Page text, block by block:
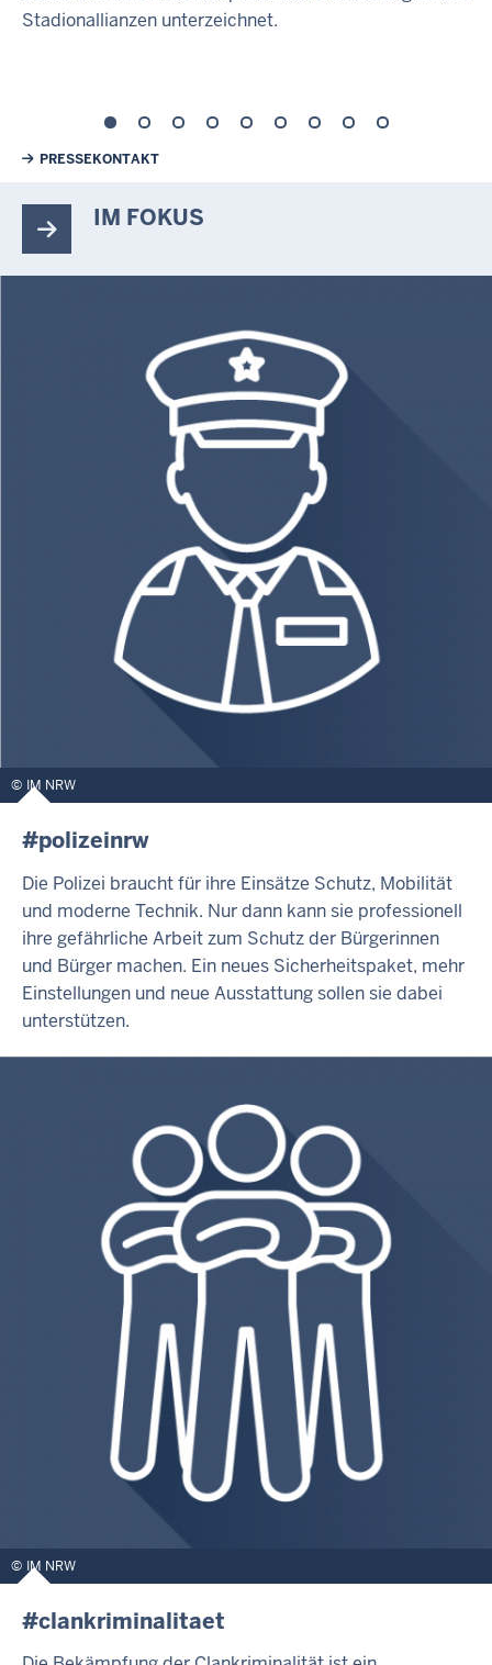
Stadionallianzen unterzeichnet.
Weiterführende Links
PRESSEKONTAKT
IM FOKUS
IM NRW
#polizeinrw
Die Polizei braucht für ihre Einsätze Schutz, Mobilität
und moderne Technik. Nur dann kann sie professionell
ihre gefährliche Arbeit zum Schutz der Bürgerinnen
und Bürger machen. Ein neues Sicherheitspaket, mehr
Einstellungen und neue Ausstattung sollen sie dabei
unterstützen.
IM NRW
#clankriminalitaet